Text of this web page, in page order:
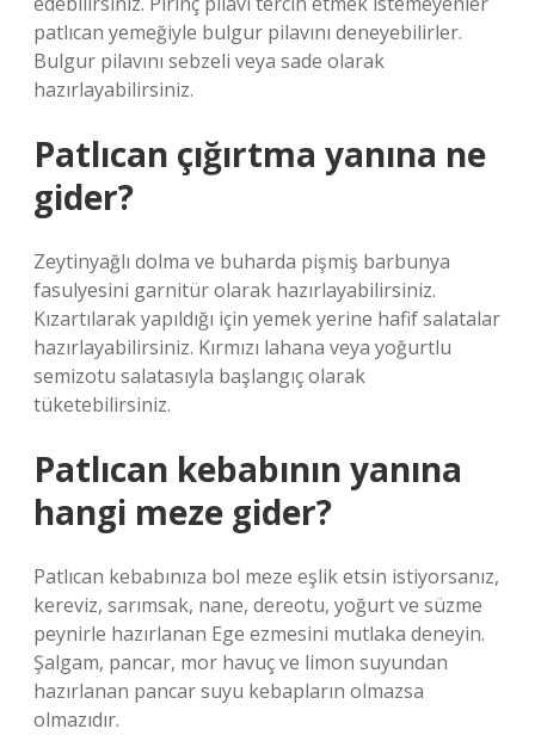
patlıcan yemeğiyle bulgur pilavını deneyebilirler.
Bulgur pilavını sebzeli veya sade olarak
hazırlayabilirsiniz.
Patlıcan çığırtma yanına ne
gider?
Zeytinyağlı dolma ve buharda pişmiş barbunya
fasulyesini garnitür olarak hazırlayabilirsiniz.
Kızartılarak yapıldığı için yemek yerine hafif salatalar
hazırlayabilirsiniz. Kırmızı lahana veya yoğurtlu
semizotu salatasıyla başlangıç ​​olarak
tüketebilirsiniz.
Patlıcan kebabının yanına
hangi meze gider?
Patlıcan kebabınıza bol meze eşlik etsin istiyorsanız,
kereviz, sarımsak, nane, dereotu, yoğurt ve süzme
peynirle hazırlanan Ege ezmesini mutlaka deneyin.
Şalgam, pancar, mor havuç ve limon suyundan
hazırlanan pancar suyu kebapların olmazsa
olmazıdır.